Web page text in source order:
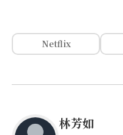
Netflix
林芳如